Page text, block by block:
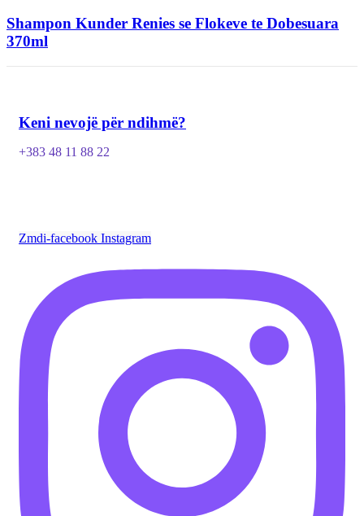
Shampon Kunder Renies se Flokeve te Dobesuara
370ml
Keni nevojë për ndihmë?
+383 48 11 88 22
Zmdi-facebook Instagram